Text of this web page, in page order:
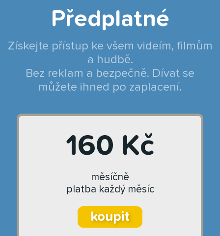
Předplatné
Získejte přístup ke všem videím, filmům
a hudbě.
Bez reklam a bezpečně. Dívat se
můžete ihned po zaplacení.
160 Kč
měsíčně
platba každý měsíc
koupit